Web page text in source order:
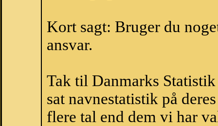
Kort sagt: Bruger du
ansvar.
Tak til Danmarks
sat navnestatistik på
flere tal end dem vi har